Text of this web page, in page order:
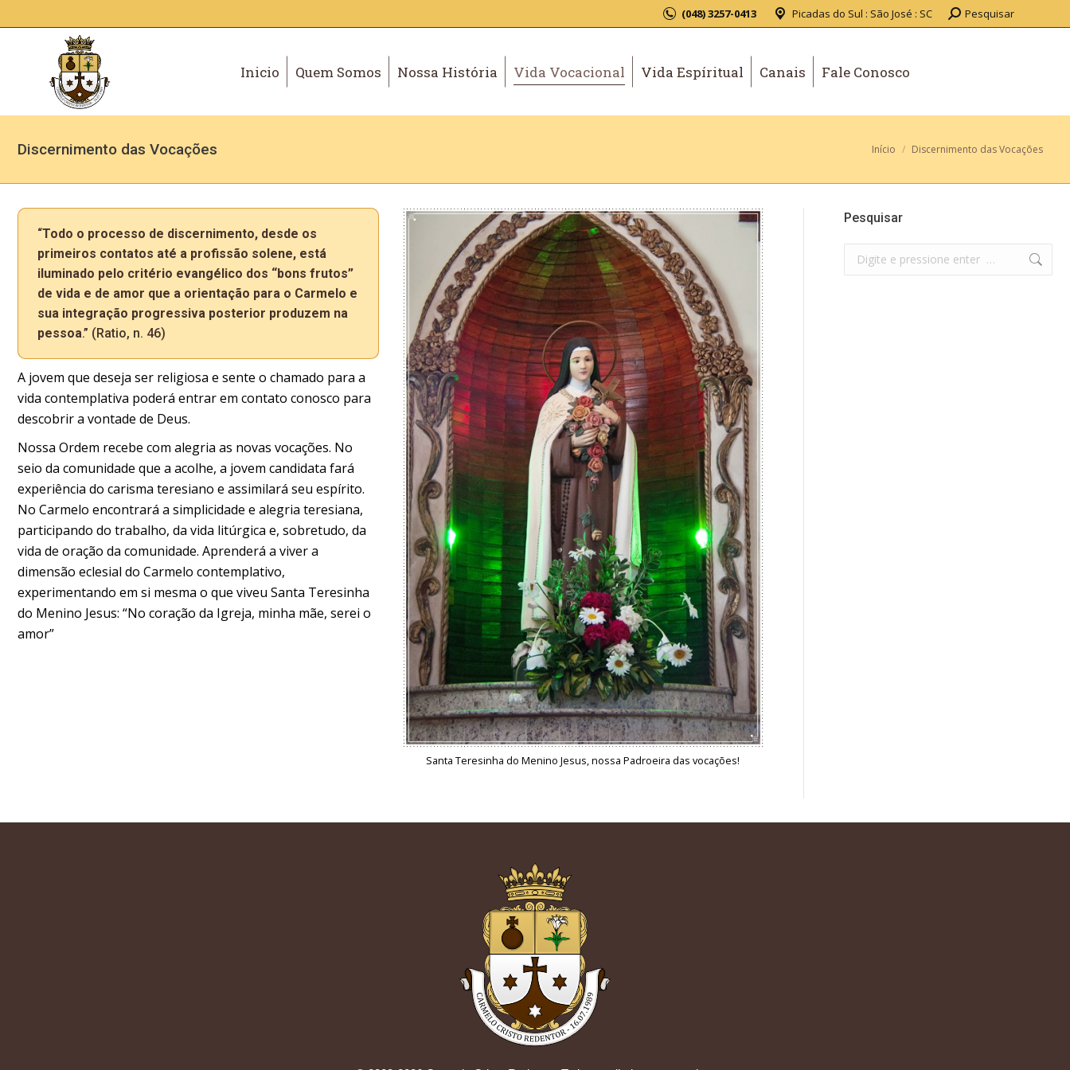
(048) 3257-0413 Picadas do Sul : São José : SC Pesquisar
Inicio Quem Somos Nossa História Vida Vocacional Vida Espíritual Canais Fale Conosco
Discernimento das Vocações Você está aqui:
Início Discernimento das Vocações
“Todo o processo de discernimento, desde os
primeiros contatos até a profissão solene, está
iluminado pelo critério evangélico dos “bons frutos”
de vida e de amor que a orientação para o Carmelo e
sua integração progressiva posterior produzem na
pessoa.” (Ratio, n. 46)
A jovem que deseja ser religiosa e sente o chamado para a
vida contemplativa poderá entrar em contato conosco para
descobrir a vontade de Deus.
Nossa Ordem recebe com alegria as novas vocações. No
seio da comunidade que a acolhe, a jovem candidata fará
experiência do carisma teresiano e assimilará seu espírito.
No Carmelo encontrará a simplicidade e alegria teresiana,
participando do trabalho, da vida litúrgica e, sobretudo, da
vida de oração da comunidade. Aprenderá a viver a
dimensão eclesial do Carmelo contemplativo,
experimentando em si mesma o que viveu Santa Teresinha
do Menino Jesus: “No coração da Igreja, minha mãe, serei o
amor”
Santa Teresinha do Menino Jesus, nossa Padroeira das vocações!
Pesquisar